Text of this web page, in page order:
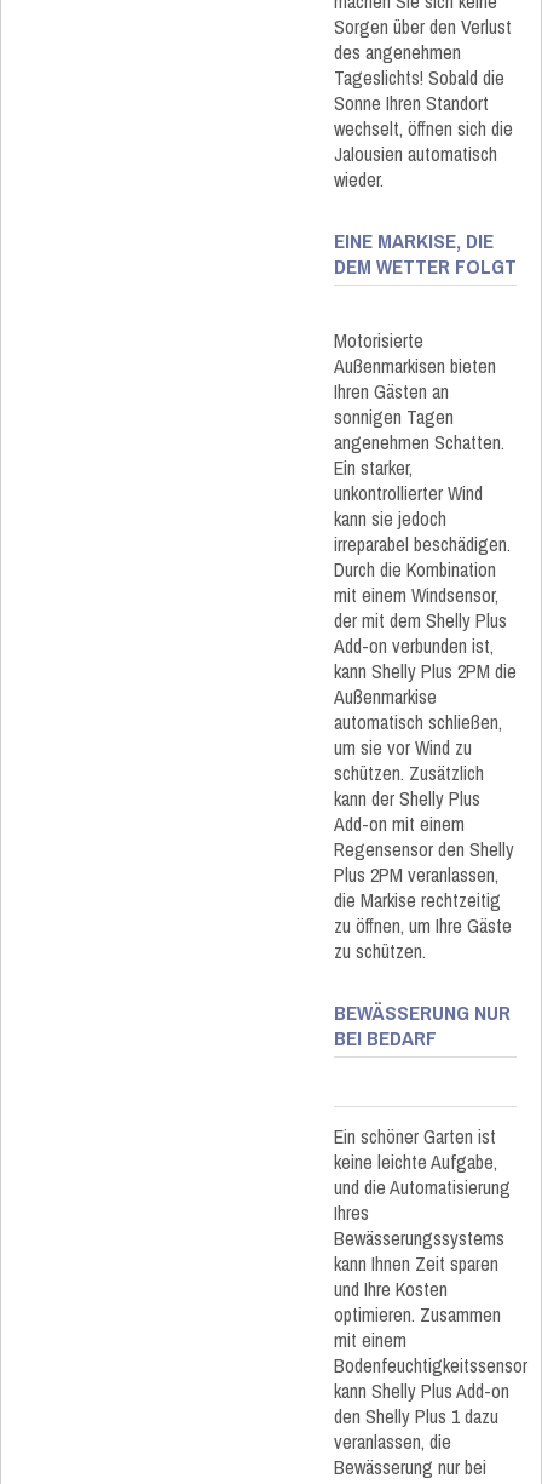
Sorgen über den Verlust
des angenehmen
Tageslichts! Sobald die
Sonne Ihren Standort
wechselt, öffnen sich die
Jalousien automatisch
wieder.
EINE MARKISE, DIE
DEM WETTER FOLGT
Motorisierte
Außenmarkisen bieten
Ihren Gästen an
sonnigen Tagen
angenehmen Schatten.
Ein starker,
unkontrollierter Wind
kann sie jedoch
irreparabel beschädigen.
Durch die Kombination
mit einem Windsensor,
der mit dem Shelly Plus
Add-on verbunden ist,
kann Shelly Plus 2PM die
Außenmarkise
automatisch schließen,
um sie vor Wind zu
schützen. Zusätzlich
kann der Shelly Plus
Add-on mit einem
Regensensor den Shelly
Plus 2PM veranlassen,
die Markise rechtzeitig
zu öffnen, um Ihre Gäste
zu schützen.
BEWÄSSERUNG NUR
BEI BEDARF
Ein schöner Garten ist
keine leichte Aufgabe,
und die Automatisierung
Ihres
Bewässerungssystems
kann Ihnen Zeit sparen
und Ihre Kosten
optimieren. Zusammen
mit einem
Bodenfeuchtigkeitssensor
kann Shelly Plus Add-on
den Shelly Plus 1 dazu
veranlassen, die
Bewässerung nur bei